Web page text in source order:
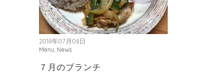
2018年07月08日
Menu News
７月のブランチ